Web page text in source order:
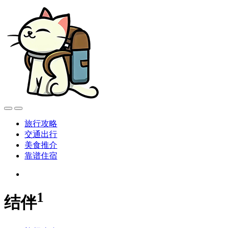
旅行攻略
交通出行
美食推介
靠谱住宿
结伴1